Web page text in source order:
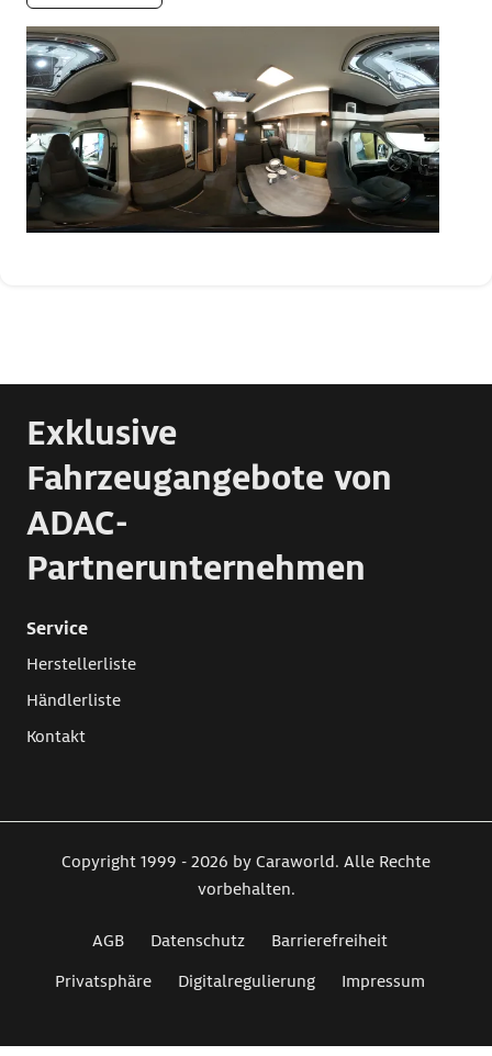
Exklusive
Fahrzeugangebote von
ADAC-
Partnerunternehmen
Service
Herstellerliste
Händlerliste
Kontakt
Copyright 1999 - 2026 by Caraworld. Alle Rechte
vorbehalten.
AGB Datenschutz
Barrierefreiheit
Privatsphäre
Digitalregulierung Impressum